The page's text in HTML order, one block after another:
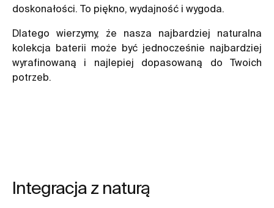
doskonałości. To piękno, wydajność i wygoda.
Dlatego wierzymy, że nasza najbardziej naturalna
kolekcja baterii może być jednocześnie najbardziej
wyrafinowaną i najlepiej dopasowaną do Twoich
potrzeb.
Integracja z naturą